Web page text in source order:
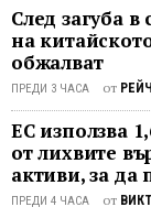
След загуба
на
обжалват
ПРЕДИ 3 ЧАСА от
ЕС използва
от лихвите
активи, за да
ПРЕДИ 4 ЧАСА от